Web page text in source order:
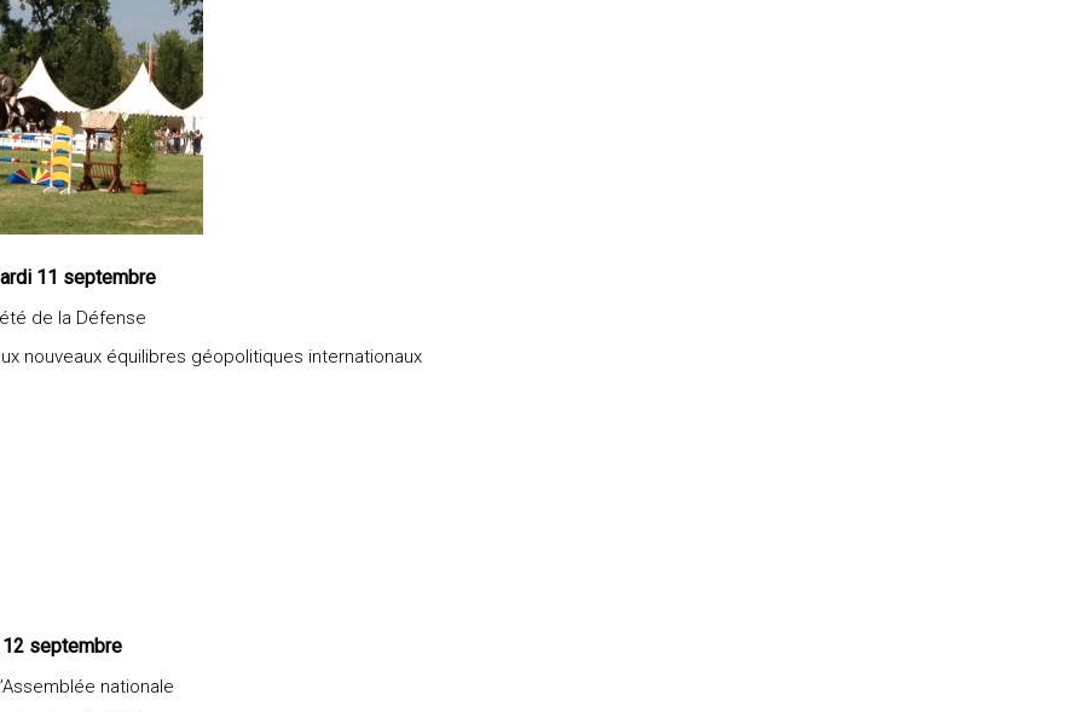
11 septembre
de la Défense
nouveaux équilibres géopolitiques internationaux
septembre
nationale